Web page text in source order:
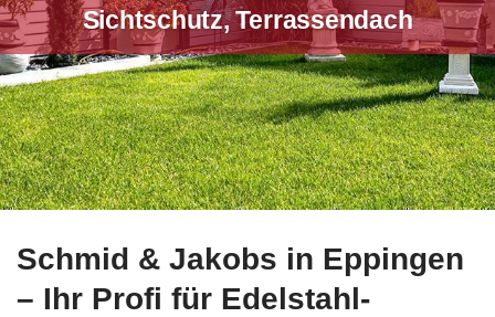
Sichtschutz, Terrassendach
Erfahren Sie mehr Edelstahl Balkongeländer für Eppingen
Schmid & Jakobs in Eppingen
– Ihr Profi für Edelstahl-